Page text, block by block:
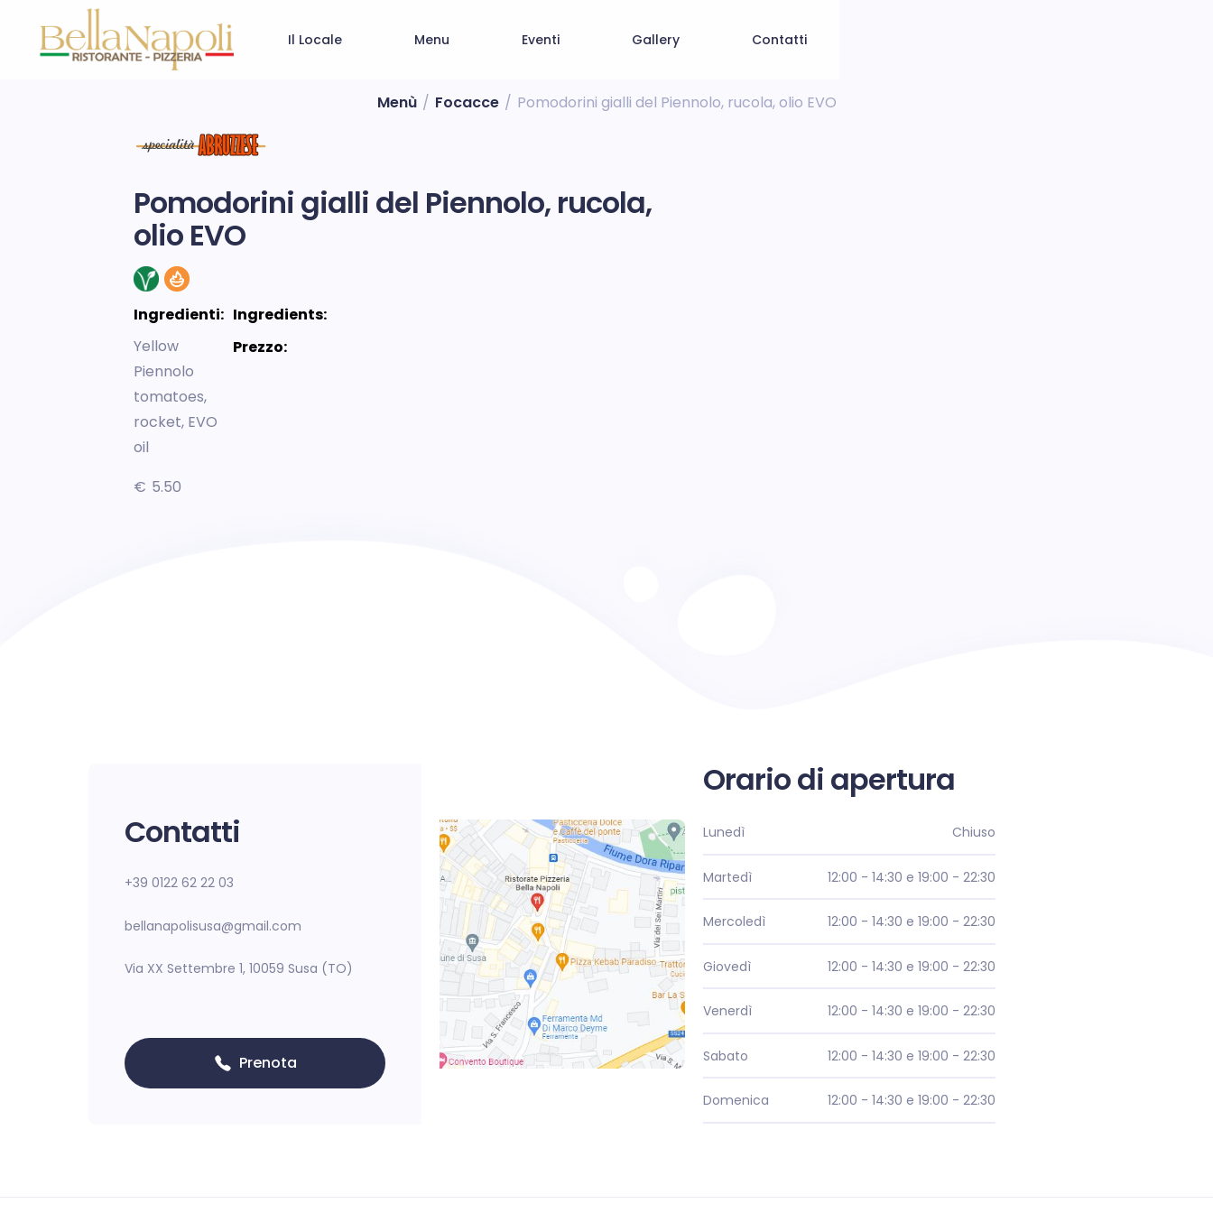
Il Locale Menu Eventi Gallery Contatti
Menù / Focacce / Pomodorini gialli del Piennolo, rucola, olio EVO
Pomodorini gialli del Piennolo, rucola,
olio EVO
Ingredienti: Ingredients:
Yellow
Piennolo
tomatoes,
rocket, EVO
oil
Prezzo:
€ 5.50
Contatti
+39 0122 62 22 03
bellanapolisusa@gmail.com
Via XX Settembre 1, 10059 Susa (TO)
Prenota
Orario di apertura
Lunedì Chiuso
Martedì 12:00 - 14:30 e 19:00 - 22:30
Mercoledì 12:00 - 14:30 e 19:00 - 22:30
Giovedì 12:00 - 14:30 e 19:00 - 22:30
Venerdì 12:00 - 14:30 e 19:00 - 22:30
Sabato 12:00 - 14:30 e 19:00 - 22:30
Domenica 12:00 - 14:30 e 19:00 - 22:30